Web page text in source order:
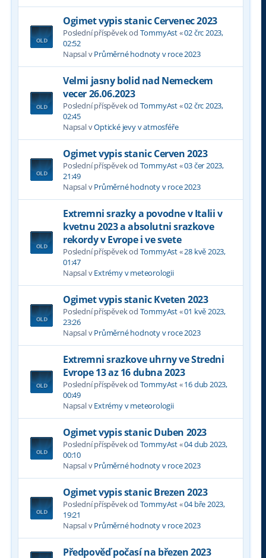
Ogimet vypis stanic Cervenec 2023
Poslední příspěvek od TommyAst«02 črc 2023,
02:52
Napsal vPrůměrné hodnoty v roce 2023
Velmi jasny bolid nad Nemeckem
vecer 26.06.2023
Poslední příspěvek od TommyAst«02 črc 2023,
02:45
Napsal vOptické jevy v atmosféře
Ogimet vypis stanic Cerven 2023
Poslední příspěvek od TommyAst«03 čer 2023,
21:49
Napsal vPrůměrné hodnoty v roce 2023
Extremni srazky a povodne v Italii v
kvetnu 2023 a absolutni srazkove
rekordy v Evrope i ve svete
Poslední příspěvek od TommyAst«28 kvě 2023,
01:47
Napsal vExtrémy v meteorologii
Ogimet vypis stanic Kveten 2023
Poslední příspěvek od TommyAst«01 kvě 2023,
23:26
Napsal vPrůměrné hodnoty v roce 2023
Extremni srazkove uhrny ve Stredni
Evrope 13 az 16 dubna 2023
Poslední příspěvek od TommyAst«16 dub 2023,
00:49
Napsal vExtrémy v meteorologii
Ogimet vypis stanic Duben 2023
Poslední příspěvek od TommyAst«04 dub 2023,
00:10
Napsal vPrůměrné hodnoty v roce 2023
Ogimet vypis stanic Brezen 2023
Poslední příspěvek od TommyAst«04 bře 2023,
19:21
Napsal vPrůměrné hodnoty v roce 2023
Předpověď počasí na březen 2023